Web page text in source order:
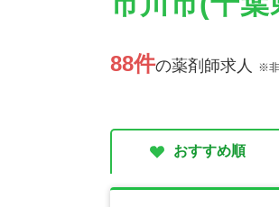
88件の薬剤師求人 ※非
おすすめ順